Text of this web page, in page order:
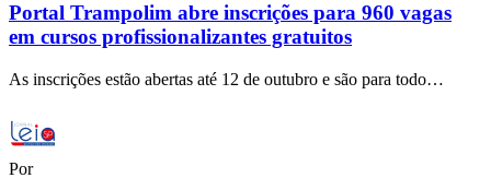
Portal Trampolim abre inscrições para 960 vagas
em cursos profissionalizantes gratuitos
As inscrições estão abertas até 12 de outubro e são para todo…
Por